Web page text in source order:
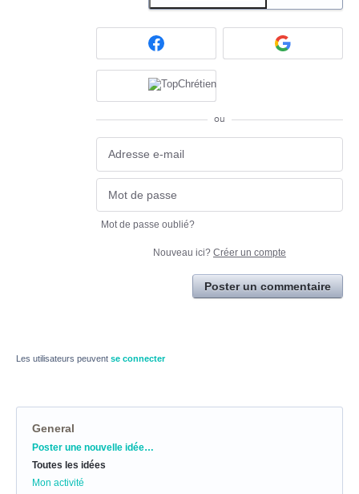
ou
Mot de passe oublié?
Nouveau ici? Créer un compte
Poster un commentaire
Les utilisateurs peuvent se connecter
General
Catégories
Poster une nouvelle idée…
Toutes les idées
Mon activité